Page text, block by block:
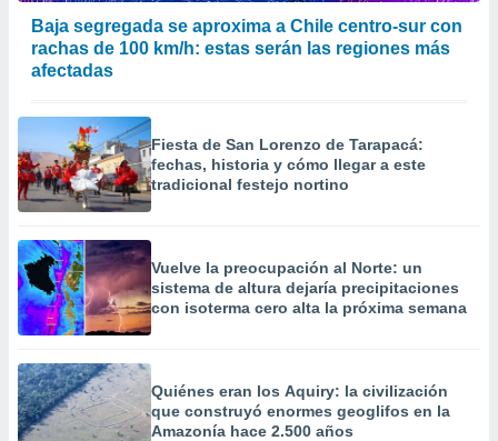
Baja segregada se aproxima a Chile centro-sur con
rachas de 100 km/h: estas serán las regiones más
afectadas
Fiesta de San Lorenzo de Tarapacá:
fechas, historia y cómo llegar a este
tradicional festejo nortino
Vuelve la preocupación al Norte: un
sistema de altura dejaría precipitaciones
con isoterma cero alta la próxima semana
Quiénes eran los Aquiry: la civilización
que construyó enormes geoglifos en la
Amazonía hace 2.500 años